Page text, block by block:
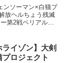
ンソーマン×白猫プ
放ヘルちょう残滅
第2戦ベリアルと
ターのイシュクル
す。
ライゾン】大剣
ロジェクト